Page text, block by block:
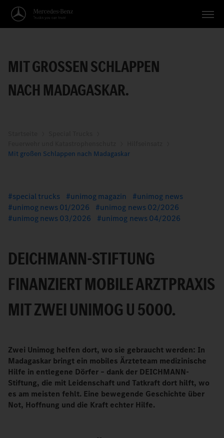
Anwendungen
Themen
Deutsch
MIT GROSSEN SCHLAPPEN
NACH MADAGASKAR.
Mit großen Schlappen nach Madagaskar
special trucks unimog magazin
unimog news
unimog news 01/2026
unimog news 02/2026
unimog news 03/2026
unimog news 04/2026
DEICHMANN-STIFTUNG
FINANZIERT MOBILE ARZTPRAXIS
MIT ZWEI UNIMOG U 5000.
Zwei Unimog helfen dort, wo sie gebraucht werden: In
Madagaskar bringt ein mobiles Ärzteteam medizinische
Hilfe in entlegene Dörfer – dank der DEICHMANN-
Stiftung, die mit Leidenschaft und Tatkraft dort hilft, wo
es am meisten fehlt. Eine bewegende Geschichte über
Not, Hoffnung und die Kraft echter Hilfe.